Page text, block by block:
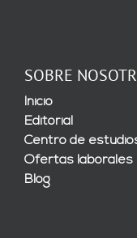
SOBRE
Inicio
Editorial
Centro de
Ofertas laborales
Blog